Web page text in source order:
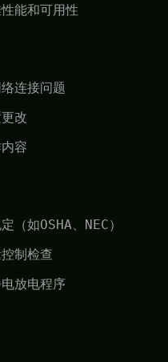
能和可用性
连接问题
改
容
（如OSHA、NEC）
制检查
放电程序